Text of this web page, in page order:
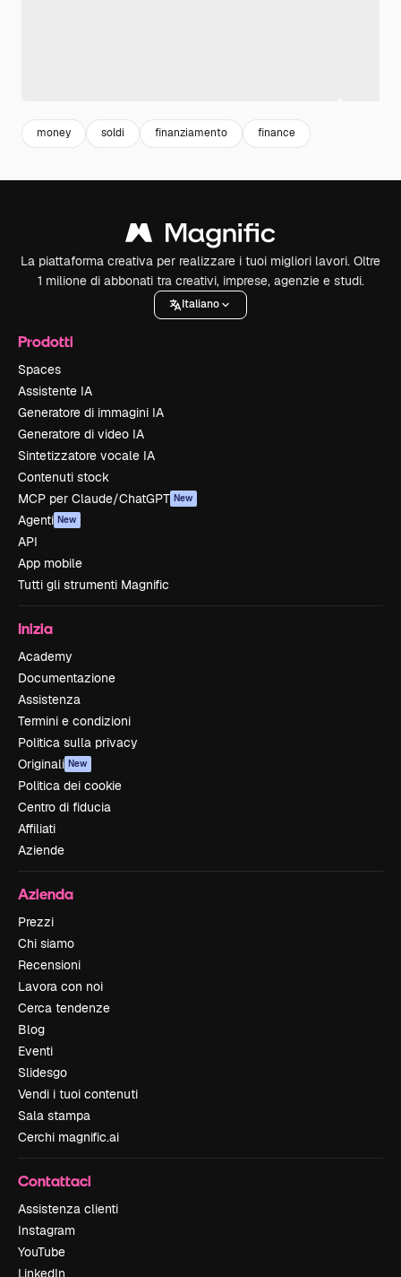
money soldi finanziamento finance
La piattaforma creativa per realizzare i tuoi migliori lavori. Oltre
1 milione di abbonati tra creativi, imprese, agenzie e studi.
Italiano
Prodotti
Spaces
Assistente IA
Generatore di immagini IA
Generatore di video IA
Sintetizzatore vocale IA
Contenuti stock
MCP per Claude/ChatGPT New
Agenti New
API
App mobile
Tutti gli strumenti Magnific
Inizia
Academy
Documentazione
Assistenza
Termini e condizioni
Politica sulla privacy
Originali New
Politica dei cookie
Centro di fiducia
Affiliati
Aziende
Azienda
Prezzi
Chi siamo
Recensioni
Lavora con noi
Cerca tendenze
Blog
Eventi
Slidesgo
Vendi i tuoi contenuti
Sala stampa
Cerchi magnific.ai
Contattaci
Assistenza clienti
Instagram
YouTube
LinkedIn